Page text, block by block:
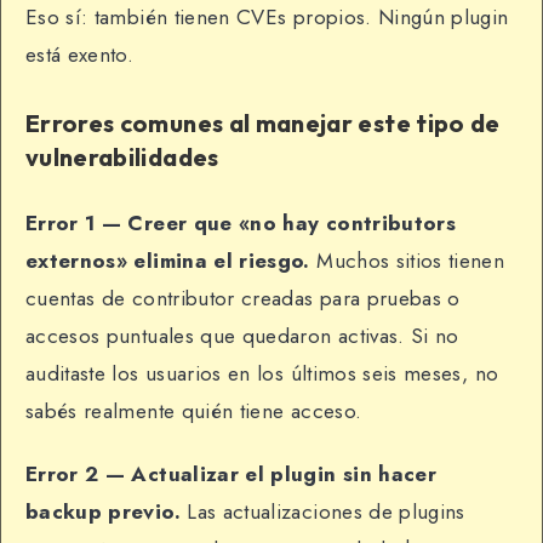
Eso sí: también tienen CVEs propios. Ningún plugin
está exento.
Errores comunes al manejar este tipo de
vulnerabilidades
Error 1 — Creer que «no hay contributors
externos» elimina el riesgo. Muchos sitios tienen
cuentas de contributor creadas para pruebas o
accesos puntuales que quedaron activas. Si no
auditaste los usuarios en los últimos seis meses, no
sabés realmente quién tiene acceso.
Error 2 — Actualizar el plugin sin hacer
backup previo. Las actualizaciones de plugins